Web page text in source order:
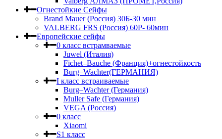
Огнестойкие Сейфы
Brand Mauer (Россия) 30Б-30 мин
VALBERG FRS (Россия) 60Р- 60мин
Европейские сейфы
0 класс встрамваемые
Juwel (Италия)
Fichet–Bauche (Франция)+огнестойкость
Burg–Wachter(ГЕРМАНИЯ)
I класс встраиваемые
Burg–Wachter (Германия)
Muller Safe (Германия)
VEGA (Россия)
0 класс
Xiaomi
S1 класс